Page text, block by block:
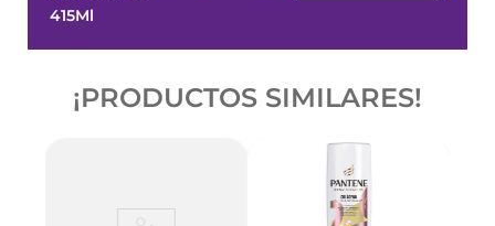
415Ml
¡PRODUCTOS SIMILARES!